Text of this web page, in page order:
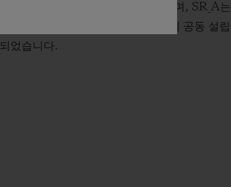
새로운 밀레니얼 관점을 발전시켰으며, SR_A는
그가 위블로 디자인 상을 수상한 해에 공동 설립
되었습니다.